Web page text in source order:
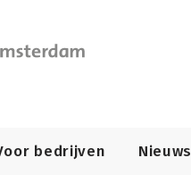
bedrijven Nieuws